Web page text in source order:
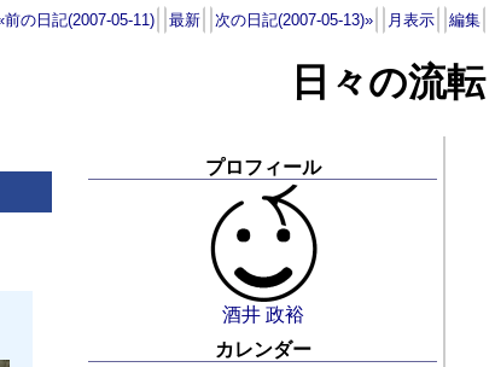
前の日記(2007-05-11) 最新 次の日記(2007-05-13)» 月表示 編集
日々の流転
プロフィール
酒井 政裕
カレンダー